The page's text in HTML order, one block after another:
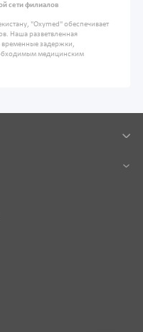
сети филиалов
"Oxymed" обеспечивает
Наша разветвленная
временные задержки,
медицинским